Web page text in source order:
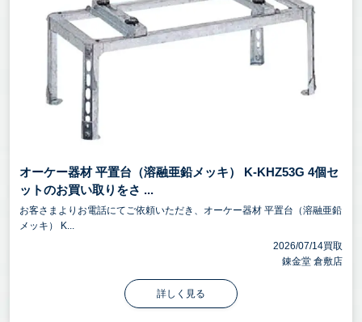
オーケー器材 平置台（溶融亜鉛メッキ） K-KHZ53G 4個セ
ットのお買い取りをさ ...
お客さまよりお電話にてご依頼いただき、オーケー器材 平置台（溶融亜鉛
メッキ） K...
2026/07/14買取
錬金堂 倉敷店
詳しく見る